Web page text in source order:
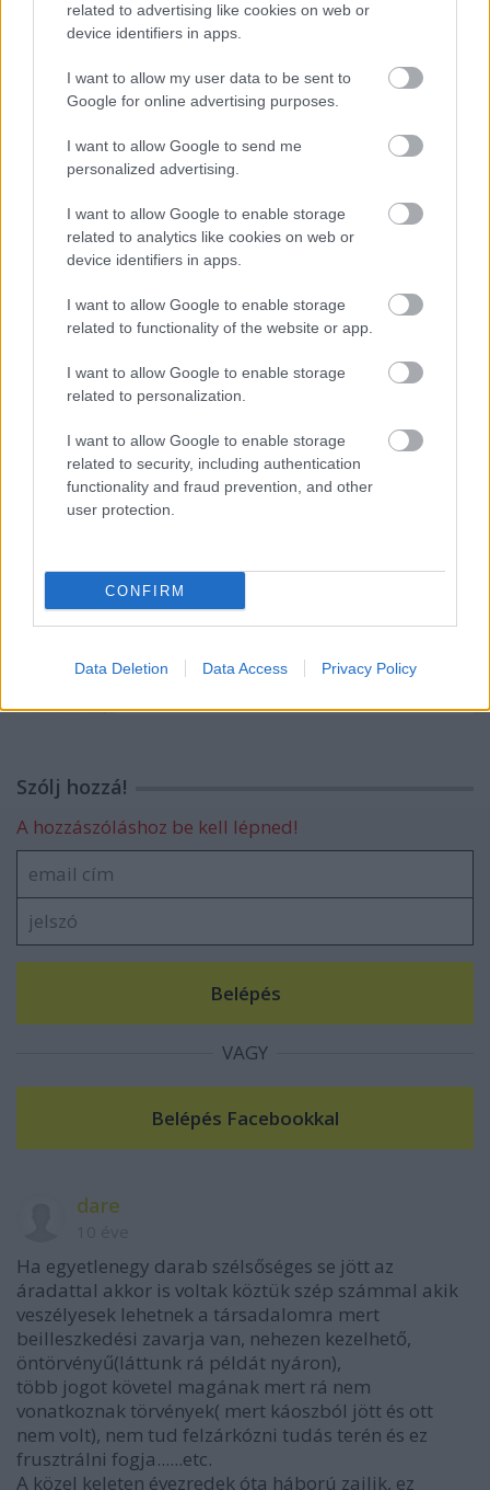
related to advertising like cookies on web or
device identifiers in apps.
I want to allow my user data to be sent to
Google for online advertising purposes.
I want to allow Google to send me
personalized advertising.
I want to allow Google to enable storage
related to analytics like cookies on web or
device identifiers in apps.
I want to allow Google to enable storage
related to functionality of the website or app.
I want to allow Google to enable storage
related to personalization.
I want to allow Google to enable storage
related to security, including authentication
functionality and fraud prevention, and other
user protection.
CONFIRM
Data Deletion Data Access Privacy Policy
Címkék:politika usa szíria közel-kelet lent iszlám állam
Április 8: A többség kevés lesz?
Pukli és a foci
Holokausztfilm-e a Saul fia?
A kommentelők után már magát is
cenzúrázza a 444
Szólj hozzá!
A hozzászóláshoz be kell lépned!
VAGY
dare
Ha egyetlenegy darab szélsőséges se jött az
áradattal akkor is voltak köztük szép számmal akik
veszélyesek lehetnek a társadalomra mert
beilleszkedési zavarja van, nehezen kezelhető,
öntörvényű(láttunk rá példát nyáron),
több jogot követel magának mert rá nem
vonatkoznak törvények( mert káoszból jött és ott
nem volt), nem tud felzárkózni tudás terén és ez
frusztrálni fogja......etc.
A közel keleten évezredek óta háború zajlik, ez